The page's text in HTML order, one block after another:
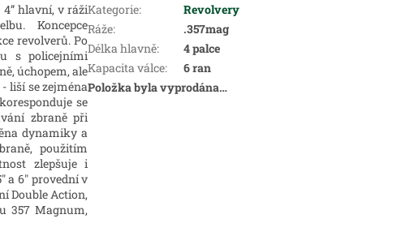
hlavní, v ráži
Koncepce
revolverů. Po
s policejními
úchopem, ale
liší se zejména
se
zbraně při
dynamiky a
použitím
zlepšuje i
a 6" provední v
Double Action,
357 Magnum,
Kategorie:
Revolvery
Ráže:
.357mag
Délka hlavně:
4 palce
Kapacita válce:
6 ran
Položka byla vyprodána…